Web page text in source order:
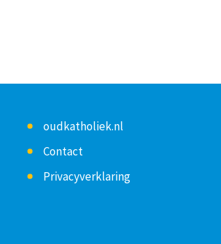
oudkatholiek.nl
Contact
Privacyverklaring